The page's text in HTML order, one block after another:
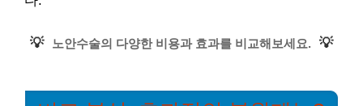
💡 노안수술의 다양한 비용과 효과를 비교해보세요. 💡